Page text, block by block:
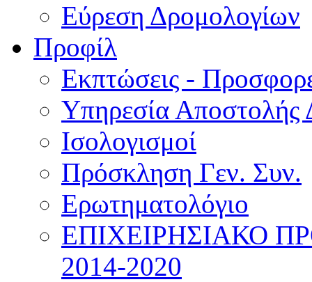
Εύρεση Δρομολογίων
Προφίλ
Εκπτώσεις -
Υπηρεσία Αποστολής
Ισολογισμοί
Πρόσκληση Γεν. Συν.
Ερωτηματολόγιο
ΕΠΙΧΕΙΡΗΣΙΑΚΟ
2014-2020